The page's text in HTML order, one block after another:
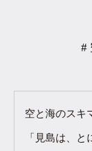
#
空と海のスキ
「見島は、